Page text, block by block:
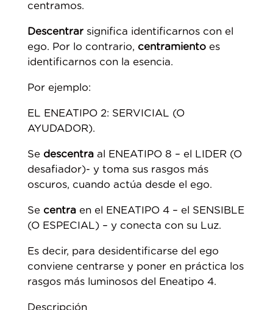
centramos.
Descentrarsignifica identificarnos con el
ego. Por lo contrario, centramientoes
identificarnos con la esencia.
Por ejemplo:
EL ENEATIPO 2: SERVICIAL (O
AYUDADOR).
Se descentraal ENEATIPO 8 – el LIDER (O
desafiador)- y toma sus rasgos más
oscuros, cuando actúa desde el ego.
Se centraen el ENEATIPO 4 – el SENSIBLE
(O ESPECIAL) – y conecta con su Luz.
Es decir, para desidentificarse del ego
conviene centrarse y poner en práctica los
rasgos más luminosos del Eneatipo 4.
Descripción